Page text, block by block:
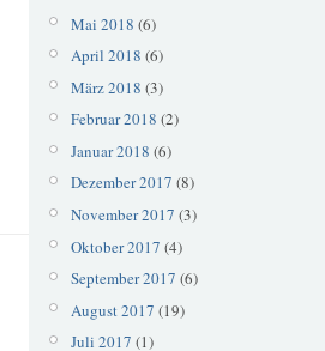
Mai 2018 (6)
April 2018 (6)
März 2018 (3)
Februar 2018 (2)
Januar 2018 (6)
Dezember 2017 (8)
November 2017 (3)
Oktober 2017 (4)
September 2017 (6)
August 2017 (19)
Juli 2017 (1)